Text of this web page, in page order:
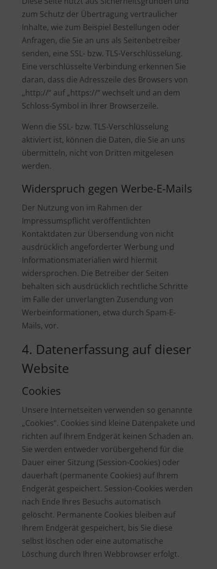
zum Schutz der Übertragung vertraulicher
Inhalte, wie zum Beispiel Bestellungen oder
Anfragen, die Sie an uns als Seitenbetreiber
senden, eine SSL- bzw. TLS-Verschlüsselung.
Eine verschlüsselte Verbindung erkennen Sie
daran, dass die Adresszeile des Browsers von
„http://“ auf „https://“ wechselt und an dem
Schloss-Symbol in Ihrer Browserzeile.
Wenn die SSL- bzw. TLS-Verschlüsselung
aktiviert ist, können die Daten, die Sie an uns
übermitteln, nicht von Dritten mitgelesen
werden.
Widerspruch gegen Werbe-E-Mails
Der Nutzung von im Rahmen der
Impressumspflicht veröffentlichten
Kontaktdaten zur Übersendung von nicht
ausdrücklich angeforderter Werbung und
Informationsmaterialien wird hiermit
widersprochen. Die Betreiber der Seiten
behalten sich ausdrücklich rechtliche Schritte
im Falle der unverlangten Zusendung von
Werbeinformationen, etwa durch Spam-E-
Mails, vor.
4. Datenerfassung auf dieser
Website
Cookies
Unsere Internetseiten verwenden so genannte
„Cookies“. Cookies sind kleine Datenpakete und
richten auf Ihrem Endgerät keinen Schaden an.
Sie werden entweder vorübergehend für die
Dauer einer Sitzung (Session-Cookies) oder
dauerhaft (permanente Cookies) auf Ihrem
Endgerät gespeichert. Session-Cookies werden
nach Ende Ihres Besuchs automatisch
gelöscht. Permanente Cookies bleiben auf
Ihrem Endgerät gespeichert, bis Sie diese
selbst löschen oder eine automatische
Löschung durch Ihren Webbrowser erfolgt.